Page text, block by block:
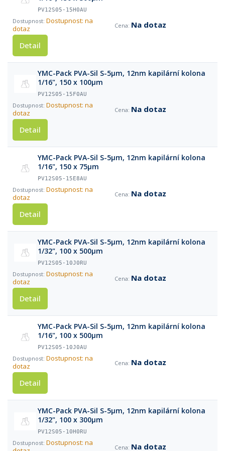
PV12S05-15H0AU
Dostupnost: na
dotaz
Na dotaz
Detail
YMC-Pack PVA-Sil S-5µm, 12nm kapilární kolona
1/16", 150 x 100µm
PV12S05-15F0AU
Dostupnost: na
dotaz
Na dotaz
Detail
YMC-Pack PVA-Sil S-5µm, 12nm kapilární kolona
1/16", 150 x 75µm
PV12S05-15E8AU
Dostupnost: na
dotaz
Na dotaz
Detail
YMC-Pack PVA-Sil S-5µm, 12nm kapilární kolona
1/32", 100 x 500µm
PV12S05-10J0RU
Dostupnost: na
dotaz
Na dotaz
Detail
YMC-Pack PVA-Sil S-5µm, 12nm kapilární kolona
1/16", 100 x 500µm
PV12S05-10J0AU
Dostupnost: na
dotaz
Na dotaz
Detail
YMC-Pack PVA-Sil S-5µm, 12nm kapilární kolona
1/32", 100 x 300µm
PV12S05-10H0RU
Dostupnost: na
Na dotaz